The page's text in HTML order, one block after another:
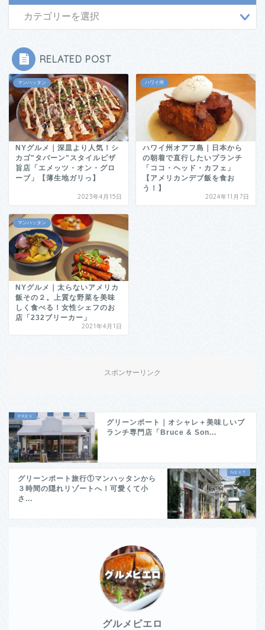
RELATED POST
マンハッタン
NYグルメ｜深皿より人気！シ
カゴ"タバーン"スタイルピザ
旨店「エメッツ・オン・グロ
ーブ」【薄生地ガリっ】
2023年4月15日
ハワイ州
ハワイ州オアフ島｜日本から
の朝着で直行したいブランチ
「ココ・ヘッド・カフェ」
【アメリカンデブ飯を食お
う！】
2024年11月7日
マンハッタン
NYグルメ｜太らないアメリカ
飯その２。上質な野菜を美味
しく食べる！女性シェフのお
店「232ブリーカー」
2021年4月1日
スポンサーリンク
グリーンポート｜オシャレ＋美味しいブ
ランチ専門店「Bruce & Son...
グリーンポート旅行①マンハッタンから
３時間の隠れリゾートへ！可愛くて小
さ...
グルメピエロ